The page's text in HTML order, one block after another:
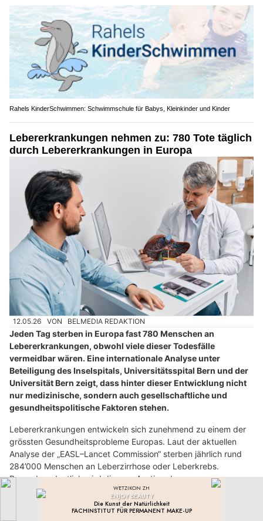
Rahels KinderSchwimmen: Schwimmschule für Babys, Kleinkinder und Kinder
Lebererkrankungen nehmen zu: 780 Tote täglich
durch Lebererkrankungen in Europa
12.05.26 VON BELMEDIA REDAKTION
Jeden Tag sterben in Europa fast 780 Menschen an
Lebererkrankungen, obwohl viele dieser Todesfälle
vermeidbar wären. Eine internationale Analyse unter
Beteiligung des Inselspitals, Universitätsspital Bern und der
Universität Bern zeigt, dass hinter dieser Entwicklung nicht
nur medizinische, sondern auch gesellschaftliche und
gesundheitspolitische Faktoren stehen.
Lebererkrankungen entwickeln sich zunehmend zu einem der
grössten Gesundheitsprobleme Europas. Laut der aktuellen
Analyse der „EASL–Lancet Commission“ sterben jährlich rund
284’000 Menschen an Leberzirrhose oder Leberkrebs.
Besonders deutlich wird dies am Anstieg der
Leberkrebssterblichkeit um mehr als 50 Prozent seit dem Jahr
2000. Gleichzeitig gehören Lebererkrankungen zu den
wenigen nichtübertragbaren Krankheiten, deren Häufigkeit